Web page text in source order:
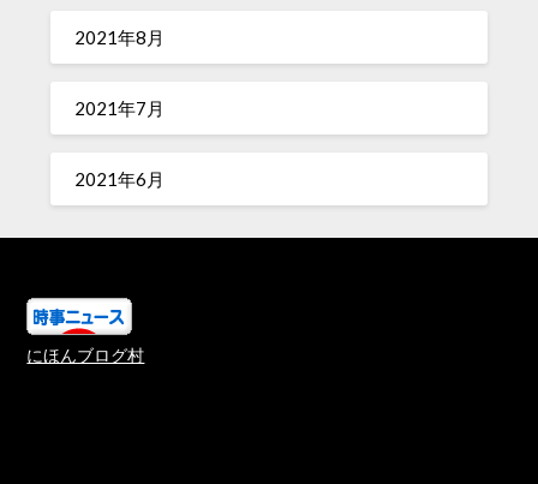
2021年8月
2021年7月
2021年6月
にほんブログ村